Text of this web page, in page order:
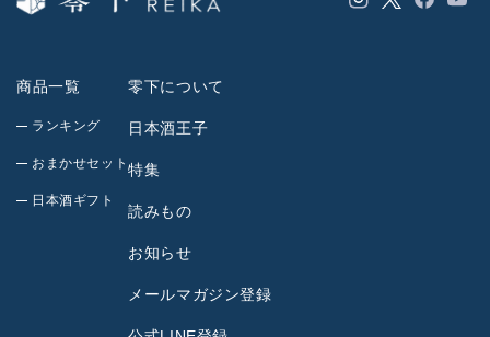
Instagram
TwitterFacebook
商品一覧
ランキング
おまかせセット
日本酒ギフト
零下について
日本酒王子
特集
読みもの
お知らせ
メールマガジン登録